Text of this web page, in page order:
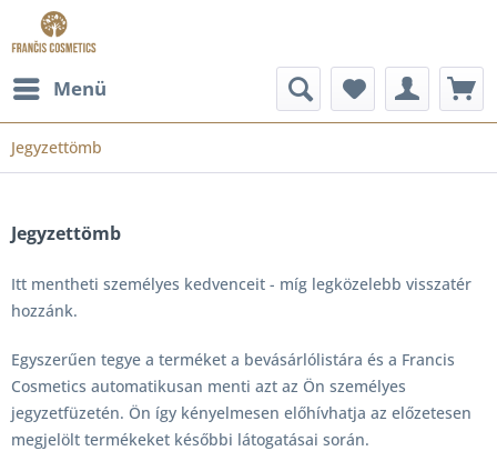
Menü
Jegyzettömb
Jegyzettömb
Itt mentheti személyes kedvenceit - míg legközelebb visszatér
hozzánk.
Egyszerűen tegye a terméket a bevásárlólistára és a Francis
Cosmetics automatikusan menti azt az Ön személyes
jegyzetfüzetén. Ön így kényelmesen előhívhatja az előzetesen
megjelölt termékeket későbbi látogatásai során.